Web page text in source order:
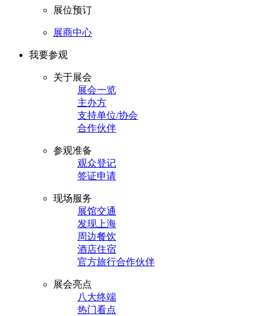
展位预订
展商中心
我要参观
关于展会
展会一览
主办方
支持单位/协会
合作伙伴
参观准备
观众登记
签证申请
现场服务
展馆交通
发现上海
周边餐饮
酒店住宿
官方旅行合作伙伴
展会亮点
八大终端
热门看点